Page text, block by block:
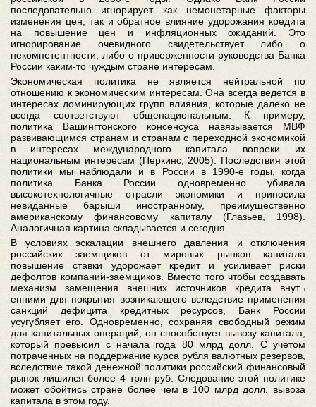
последовательно игнорирует как немонетарные факторы
изменения цен, так и обратное влияние удорожания кредита
на повышение цен и инфляционных ожиданий. Это
игнорирование очевидного свидетельствует либо о
некомпетентности, либо о приверженности руководства Банка
России каким-то чуждым стране интересам.
Экономическая политика не является нейтральной по
отношению к экономическим интересам. Она всегда ведется в
интересах доминирующих групп влияния, которые далеко не
всегда соответствуют общенациональным. К примеру,
политика Вашингтонского консенсуса навязывается МВФ
развивающимся странам и странам с переходной экономикой
в интересах международного капитала вопреки их
национальным интересам (Перкинс, 2005). Последствия этой
политики мы наблюдали и в России в 1990-е годы, когда
политика Банка России одновременно убивала
высокотехнологичные отрасли экономики и приносила
невиданные барыши иностранному, преимущественно
американскому финансовому капиталу (Глазьев, 1998).
Аналогичная картина складывается и сегодня.
В условиях эскалации внешнего давления и отключения
российских заемщиков от мировых рынков капитала
повышение ставки удорожает кредит и усиливает риски
дефолтов компаний-заемщиков. Вместо того чтобы создавать
механизм замещения внешних источников кредита внут¬
енними для покрытия возникающего вследствие применения
санкций дефицита кредитных ресурсов, Банк России
усугубляет его. Одновременно, сохраняя свободный режим
для капитальных операций, он способствует вывозу капитала,
который превысил с начала года 80 млрд долл. С учетом
потраченных на поддержание курса рубля валютных резервов,
вследствие такой денежной политики российский финансовый
рынок лишился более 4 трлн руб. Следование этой политике
может обойтись стране более чем в 100 млрд долл. вывоза
капитала в этом году.